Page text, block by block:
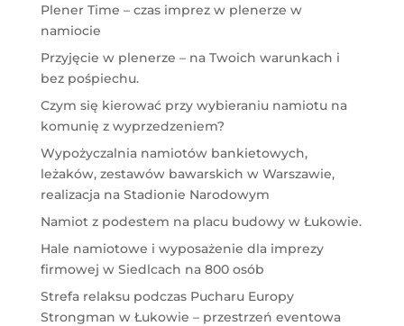
Plener Time – czas imprez w plenerze w
namiocie
Przyjęcie w plenerze – na Twoich warunkach i
bez pośpiechu.
Czym się kierować przy wybieraniu namiotu na
komunię z wyprzedzeniem?
Wypożyczalnia namiotów bankietowych,
leżaków, zestawów bawarskich w Warszawie,
realizacja na Stadionie Narodowym
Namiot z podestem na placu budowy w Łukowie.
Hale namiotowe i wyposażenie dla imprezy
firmowej w Siedlcach na 800 osób
Strefa relaksu podczas Pucharu Europy
Strongman w Łukowie – przestrzeń eventowa